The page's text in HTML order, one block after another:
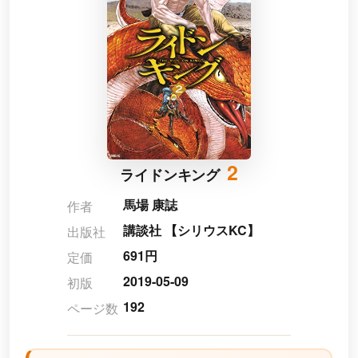
ライドンキング 2
作者
馬場 康誌
出版社
講談社 【シリウスKC】
定価
691円
初版
2019-05-09
ページ数 192